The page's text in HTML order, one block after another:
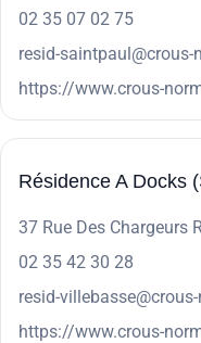
02 35 07 02 75
resid-
https://www.crous-
Résidence A Docks
37 Rue Des Chargeurs
02 35 42 30 28
resid-
https://www.crous-